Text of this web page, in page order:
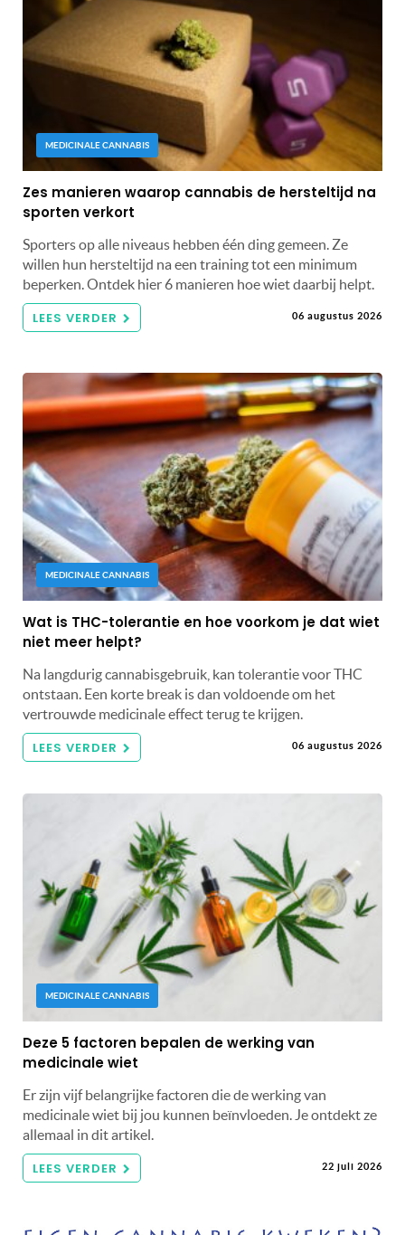
MEDICINALE CANNABIS
Zes manieren waarop cannabis de hersteltijd na
sporten verkort
Sporters op alle niveaus hebben één ding gemeen. Ze
willen hun hersteltijd na een training tot een minimum
beperken. Ontdek hier 6 manieren hoe wiet daarbij helpt.
LEES VERDER 06 augustus 2026
MEDICINALE CANNABIS
Wat is THC-tolerantie en hoe voorkom je dat wiet
niet meer helpt?
Na langdurig cannabisgebruik, kan tolerantie voor THC
ontstaan. Een korte break is dan voldoende om het
vertrouwde medicinale effect terug te krijgen.
LEES VERDER 06 augustus 2026
MEDICINALE CANNABIS
Deze 5 factoren bepalen de werking van
medicinale wiet
Er zijn vijf belangrijke factoren die de werking van
medicinale wiet bij jou kunnen beïnvloeden. Je ontdekt ze
allemaal in dit artikel.
LEES VERDER 22 juli 2026